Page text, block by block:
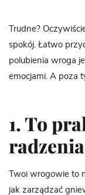
Trudne?
spokój. Łatwo
polubienia wroga
emocjami. A poza
1. To
Twoi wrogowie to
jak zarządzać